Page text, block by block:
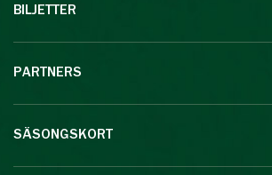
BILJETTER
PARTNERS
SÄSONGSKORT